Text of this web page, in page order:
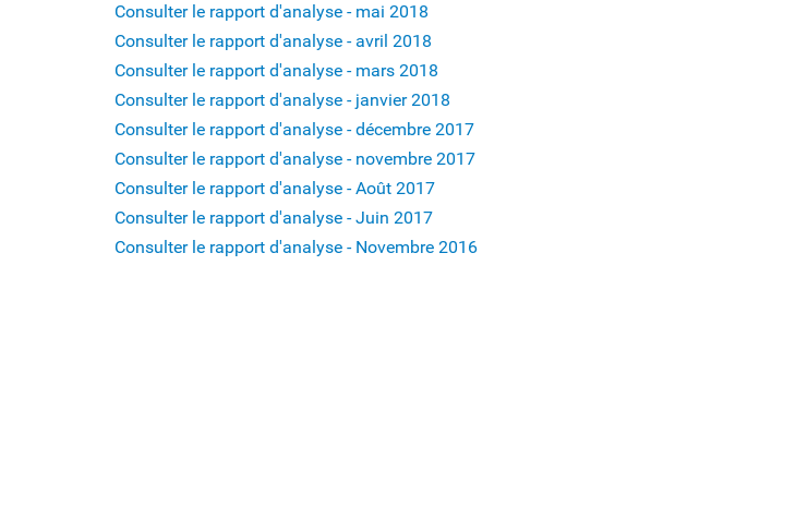
Consulter le rapport d'analyse - mai 2018
Consulter le rapport d'analyse - avril 2018
Consulter le rapport d'analyse - mars 2018
Consulter le rapport d'analyse - janvier 2018
Consulter le rapport d'analyse - décembre 2017
Consulter le rapport d'analyse - novembre 2017
Consulter le rapport d'analyse - Août 2017
Consulter le rapport d'analyse - Juin 2017
Consulter le rapport d'analyse - Novembre 2016